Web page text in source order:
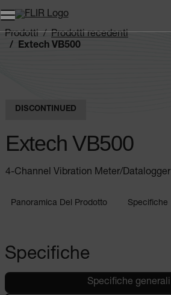
Unread messages
Modello
Rimuovi
articolo
Aggiungi al carrello
Aggiunto al carrello
Prodotti
Prodotti recedenti
Extech VB500
DISCONTINUED
Extech VB500
4-Channel Vibration Meter/Datalogger
Panoramica Del Prodotto Specifiche
Specifiche
Specifiche generali